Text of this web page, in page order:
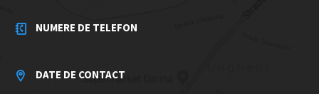
NUMERE DE TELEFON
DATE DE CONTACT